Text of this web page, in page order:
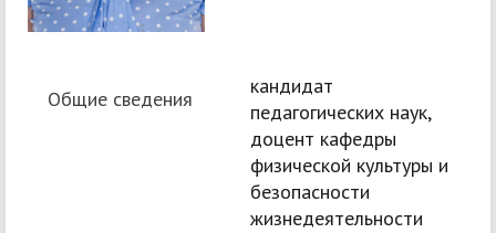
Общие сведения
кандидат
педагогических наук,
доцент кафедры
физической культуры и
безопасности
жизнедеятельности